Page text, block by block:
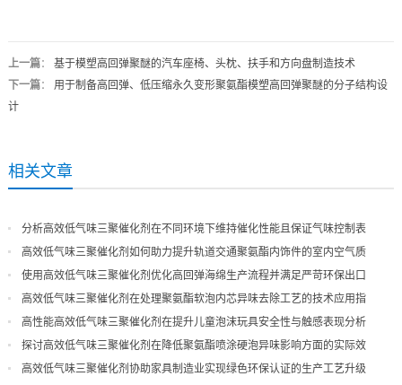
上一篇： 基于模塑高回弹聚醚的汽车座椅、头枕、扶手和方向盘制造技术
下一篇： 用于制备高回弹、低压缩永久变形聚氨酯模塑高回弹聚醚的分子结构设
计
相关文章
分析高效低气味三聚催化剂在不同环境下维持催化性能且保证气味控制表
现
高效低气味三聚催化剂如何助力提升轨道交通聚氨酯内饰件的室内空气质
量
使用高效低气味三聚催化剂优化高回弹海绵生产流程并满足严苛环保出口
高效低气味三聚催化剂在处理聚氨酯软泡内芯异味去除工艺的技术应用指
导
高性能高效低气味三聚催化剂在提升儿童泡沫玩具安全性与触感表现分析
探讨高效低气味三聚催化剂在降低聚氨酯喷涂硬泡异味影响方面的实际效
果
高效低气味三聚催化剂协助家具制造业实现绿色环保认证的生产工艺升级